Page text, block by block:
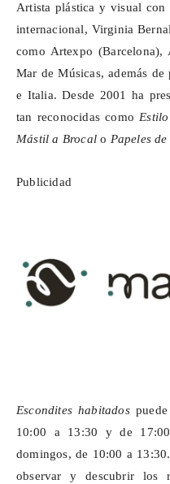
Artista plástica y visual con
internacional, Virginia
como Artexpo (Barcelona),
Mar de Músicas, además
e Italia. Desde 2001 ha
tan reconocidas como
Mástil a Brocal o Papeles
Publicidad
Escondites habitadospuede
10:00 a 13:30 y de
domingos, de 10:00 a
observar y descubrir los